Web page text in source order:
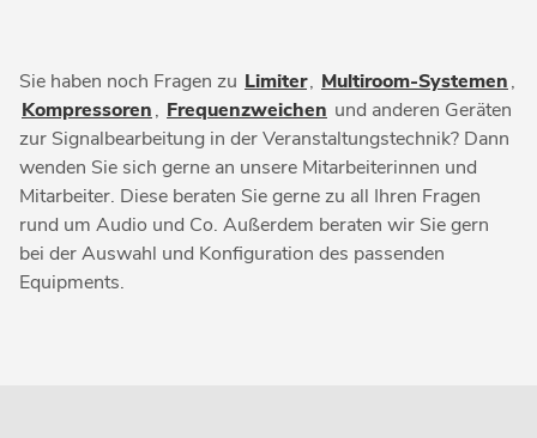
Sie haben noch Fragen zu Limiter, Multiroom-Systemen,
Kompressoren, Frequenzweichen und anderen Geräten
zur Signalbearbeitung in der Veranstaltungstechnik? Dann
wenden Sie sich gerne an unsere Mitarbeiterinnen und
Mitarbeiter. Diese beraten Sie gerne zu all Ihren Fragen
rund um Audio und Co. Außerdem beraten wir Sie gern
bei der Auswahl und Konfiguration des passenden
Equipments.